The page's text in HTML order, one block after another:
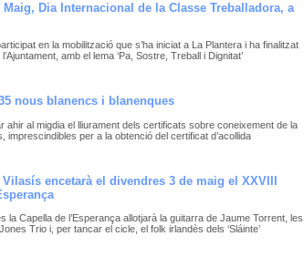
Dia Internacional de la Classe Treballadora, a
en la mobilització que s’ha iniciat a La Plantera i ha finalitzat
amb el lema ‘Pa, Sostre, Treball i Dignitat’
nous blanencs i blanenques
ahir al migdia el lliurament dels certificats sobre coneixement de la
imprescindibles per a la obtenció del certificat d’acollida
encetarà el divendres 3 de maig el XXVIII
la Capella de l’Esperança allotjarà la guitarra de Jaume Torrent, les
Trio i, per tancar el cicle, el folk irlandès dels ‘Sláinte’